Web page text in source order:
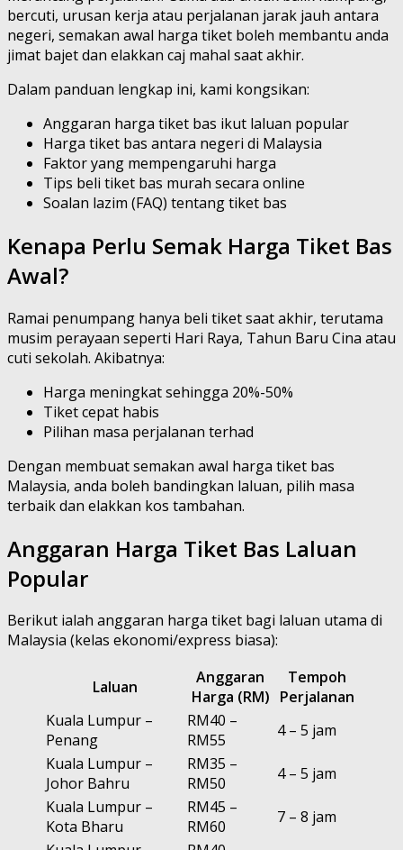
bercuti, urusan kerja atau perjalanan jarak jauh antara
negeri, semakan awal harga tiket boleh membantu anda
jimat bajet dan elakkan caj mahal saat akhir.
Dalam panduan lengkap ini, kami kongsikan:
Anggaran harga tiket bas ikut laluan popular
Harga tiket bas antara negeri di Malaysia
Faktor yang mempengaruhi harga
Tips beli tiket bas murah secara online
Soalan lazim (FAQ) tentang tiket bas
Kenapa Perlu Semak Harga Tiket Bas
Awal?
Ramai penumpang hanya beli tiket saat akhir, terutama
musim perayaan seperti Hari Raya, Tahun Baru Cina atau
cuti sekolah. Akibatnya:
Harga meningkat sehingga 20%-50%
Tiket cepat habis
Pilihan masa perjalanan terhad
Dengan membuat semakan awal harga tiket bas
Malaysia, anda boleh bandingkan laluan, pilih masa
terbaik dan elakkan kos tambahan.
Anggaran Harga Tiket Bas Laluan
Popular
Berikut ialah anggaran harga tiket bagi laluan utama di
Malaysia (kelas ekonomi/express biasa):
Laluan
Anggaran
Harga (RM)
Tempoh
Perjalanan
Kuala Lumpur –
Penang
RM40 –
RM55
4 – 5 jam
Kuala Lumpur –
Johor Bahru
RM35 –
RM50
4 – 5 jam
Kuala Lumpur –
Kota Bharu
RM45 –
RM60
7 – 8 jam